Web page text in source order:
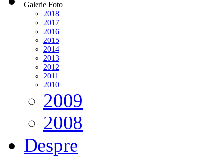
Galerie Foto
2018
2017
2016
2015
2014
2013
2012
2011
2010
2009
2008
Despre